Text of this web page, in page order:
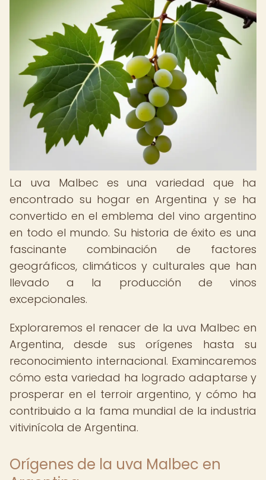
La uva Malbec es una variedad que ha
encontrado su hogar en Argentina y se ha
convertido en el emblema del vino argentino
en todo el mundo. Su historia de éxito es una
fascinante combinación de factores
geográficos, climáticos y culturales que han
llevado a la producción de vinos
excepcionales.
Exploraremos el renacer de la uva Malbec en
Argentina, desde sus orígenes hasta su
reconocimiento internacional. Examincaremos
cómo esta variedad ha logrado adaptarse y
prosperar en el terroir argentino, y cómo ha
contribuido a la fama mundial de la industria
vitivinícola de Argentina.
Orígenes de la uva Malbec en